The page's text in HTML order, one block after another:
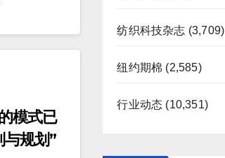
模式已
与规划”
纺织科技杂志 (3,709)
纽约期棉 (2,585)
行业动态 (10,351)